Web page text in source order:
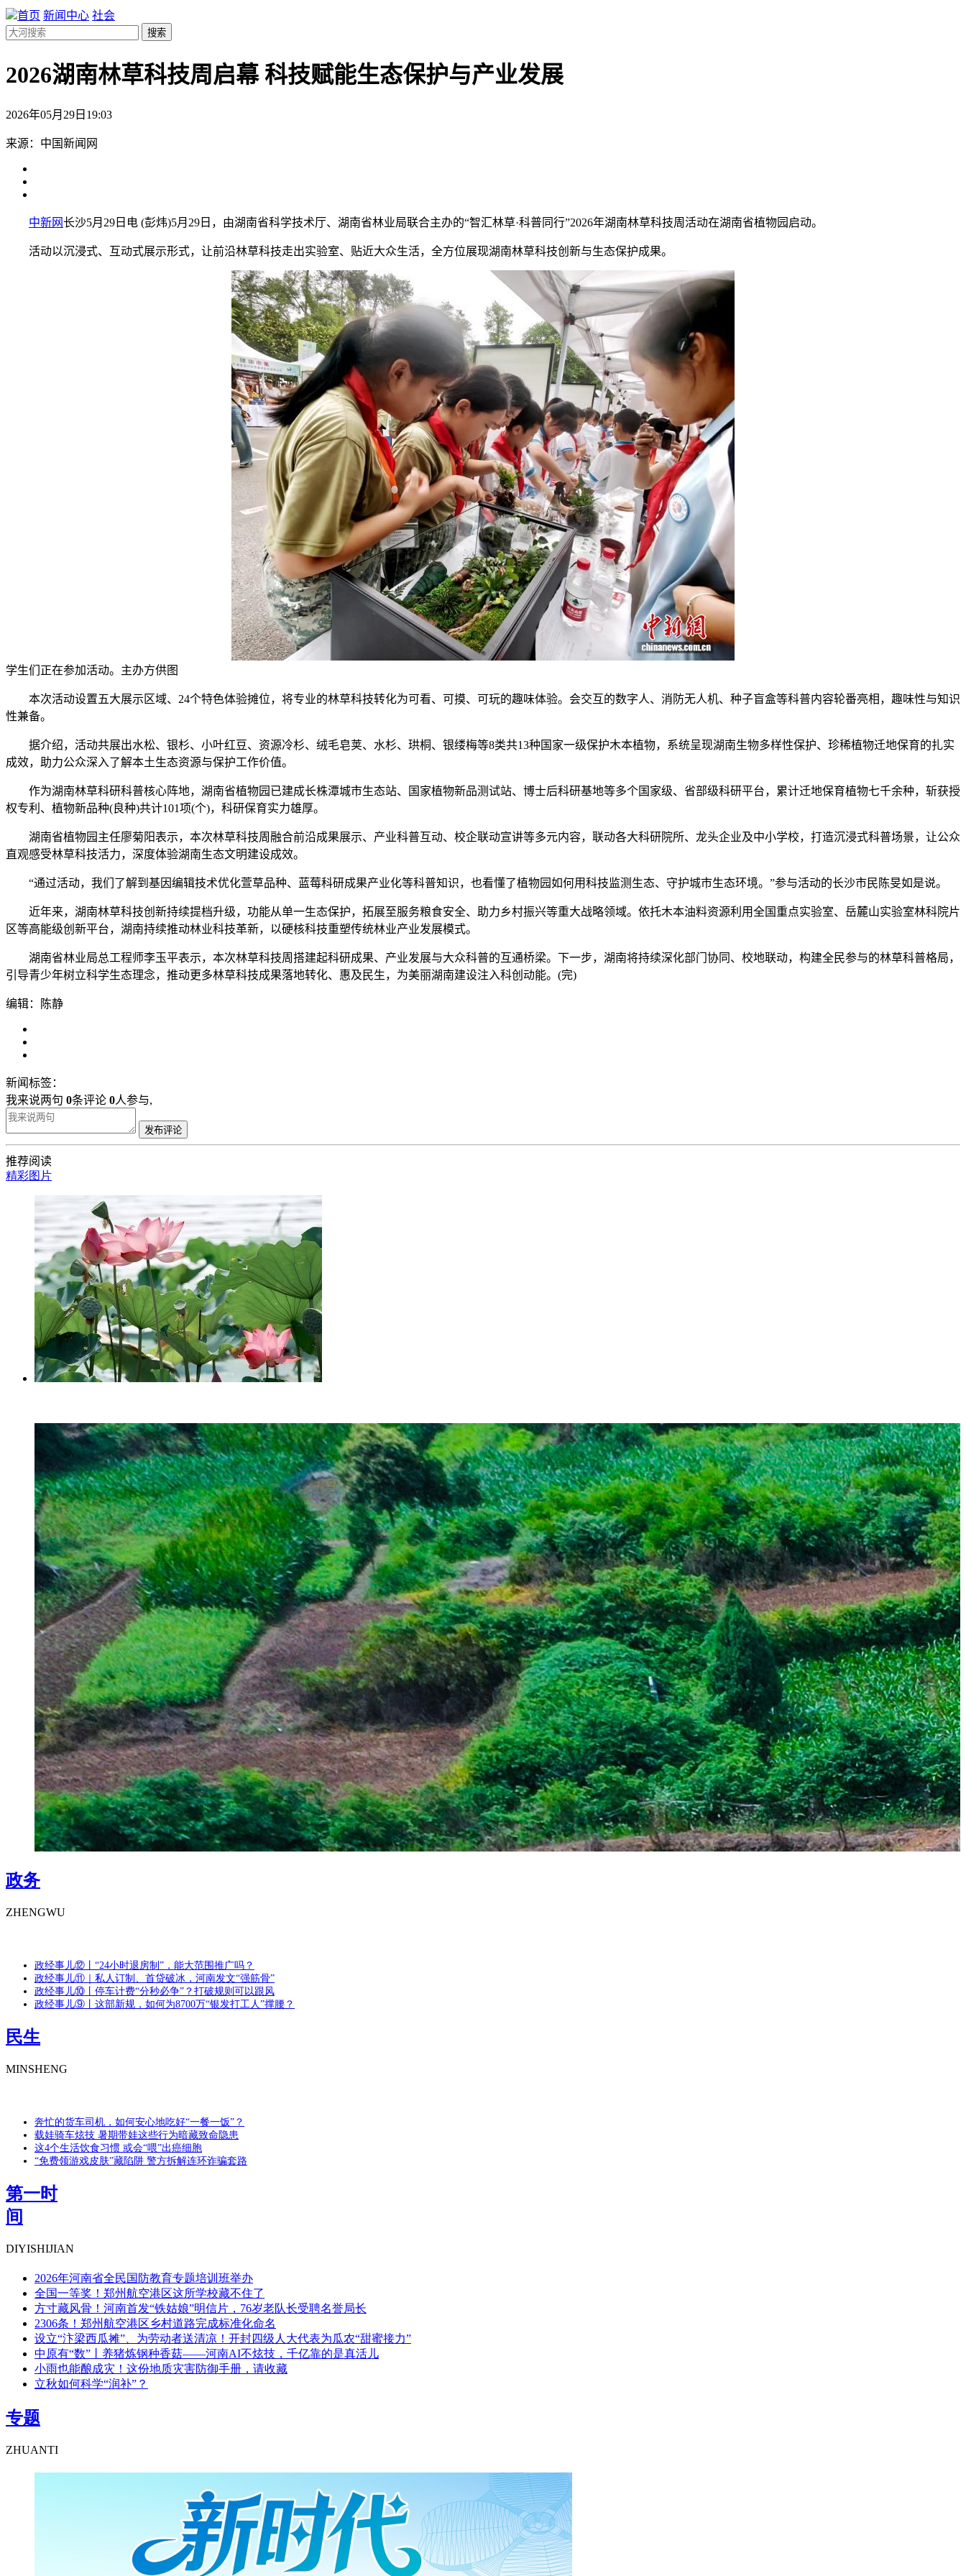
首页 新闻中心 社会
搜索
2026湖南林草科技周启幕 科技赋能生态保护与产业发展
2026年05月29日19:03
来源：中国新闻网
中新网长沙5月29日电 (彭炜)5月29日，由湖南省科学技术厅、湖南省林业局联合主办的“智汇林草·科普同行”2026年湖南林草科技周活动在湖南省植物园启动。
活动以沉浸式、互动式展示形式，让前沿林草科技走出实验室、贴近大众生活，全方位展现湖南林草科技创新与生态保护成果。
学生们正在参加活动。主办方供图
本次活动设置五大展示区域、24个特色体验摊位，将专业的林草科技转化为可看、可摸、可玩的趣味体验。会交互的数字人、消防无人机、种子盲盒等科普内容轮番亮相，趣味性与知识
性兼备。
据介绍，活动共展出水松、银杉、小叶红豆、资源冷杉、绒毛皂荚、水杉、珙桐、银缕梅等8类共13种国家一级保护木本植物，系统呈现湖南生物多样性保护、珍稀植物迁地保育的扎实
成效，助力公众深入了解本土生态资源与保护工作价值。
作为湖南林草科研科普核心阵地，湖南省植物园已建成长株潭城市生态站、国家植物新品测试站、博士后科研基地等多个国家级、省部级科研平台，累计迁地保育植物七千余种，斩获授
权专利、植物新品种(良种)共计101项(个)，科研保育实力雄厚。
湖南省植物园主任廖菊阳表示，本次林草科技周融合前沿成果展示、产业科普互动、校企联动宣讲等多元内容，联动各大科研院所、龙头企业及中小学校，打造沉浸式科普场景，让公众
直观感受林草科技活力，深度体验湖南生态文明建设成效。
“通过活动，我们了解到基因编辑技术优化萱草品种、蓝莓科研成果产业化等科普知识，也看懂了植物园如何用科技监测生态、守护城市生态环境。”参与活动的长沙市民陈旻如是说。
近年来，湖南林草科技创新持续提档升级，功能从单一生态保护，拓展至服务粮食安全、助力乡村振兴等重大战略领域。依托木本油料资源利用全国重点实验室、岳麓山实验室林科院片
区等高能级创新平台，湖南持续推动林业科技革新，以硬核科技重塑传统林业产业发展模式。
湖南省林业局总工程师李玉平表示，本次林草科技周搭建起科研成果、产业发展与大众科普的互通桥梁。下一步，湖南将持续深化部门协同、校地联动，构建全民参与的林草科普格局，
引导青少年树立科学生态理念，推动更多林草科技成果落地转化、惠及民生，为美丽湖南建设注入科创动能。(完)
编辑：陈静
新闻标签：
我来说两句 0条评论 0人参与,
发布评论
推荐阅读